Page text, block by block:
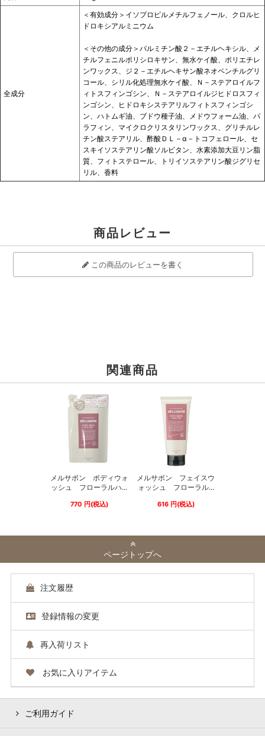
全成分
＜有効成分＞イソプロピルメチルフェノール、クロルヒ
ドロキシアルミニウム
＜その他の成分＞パルミチン酸２－エチルヘキシル、メ
チルフェニルポリシロキサン、無水ケイ酸、ポリエチレ
ンワックス、ジ２－エチルヘキサン酸ネオペンチルグリ
コール、シリル化処理無水ケイ酸、Ｎ－ステアロイルフ
ィトスフィンゴシン、Ｎ－ステアロイルジヒドロスフィ
ンゴシン、ヒドロキシステアリルフィトスフィンゴシ
ン、ハトムギ油、ブドウ種子油、メドウフォーム油、パ
ラフィン、マイクロクリスタリンワックス、グリチルレ
チン酸ステアリル、酢酸ＤＬ－α－トコフェロール、セ
スキイソステアリン酸ソルビタン、水素添加大豆リン脂
質、フィトステロール、トリイソステアリン酸ジグリセ
リル、香料
商品レビュー
この商品のレビューを書く
関連商品
メルサボン ボディウォ
ッシュ フローラルハ...
770 円 (税込)
メルサボン フェイスウ
ォッシュ フローラル...
616円 (税込)
ページトップへ
注文履歴
登録情報の変更
再入荷リスト
お気に入りアイテム
ご利用ガイド